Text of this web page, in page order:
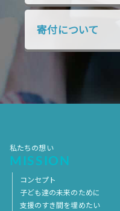
2018年4月 2018
2018年1月 2017年
2017年10月 2017
2017年4月
寄付について
私たちの想い
MISSION
コンセプト
子ども達の未来のために
支援のすき間を埋めたい